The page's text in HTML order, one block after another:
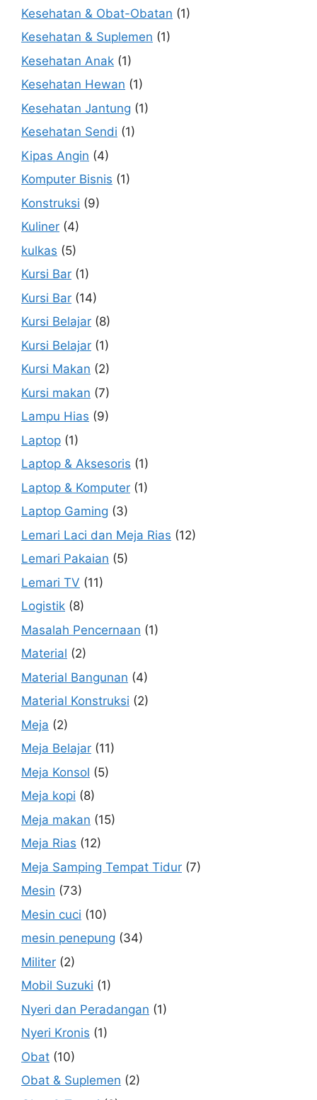
Kesehatan & Obat-Obatan (1)
Kesehatan & Suplemen (1)
Kesehatan Anak (1)
Kesehatan Hewan (1)
Kesehatan Jantung (1)
Kesehatan Sendi (1)
Kipas Angin (4)
Komputer Bisnis (1)
Konstruksi (9)
Kuliner (4)
kulkas (5)
Kursi Bar (1)
Kursi Bar (14)
Kursi Belajar (8)
Kursi Belajar (1)
Kursi Makan (2)
Kursi makan (7)
Lampu Hias (9)
Laptop (1)
Laptop & Aksesoris (1)
Laptop & Komputer (1)
Laptop Gaming (3)
Lemari Laci dan Meja Rias (12)
Lemari Pakaian (5)
Lemari TV (11)
Logistik (8)
Masalah Pencernaan (1)
Material (2)
Material Bangunan (4)
Material Konstruksi (2)
Meja (2)
Meja Belajar (11)
Meja Konsol (5)
Meja kopi (8)
Meja makan (15)
Meja Rias (12)
Meja Samping Tempat Tidur (7)
Mesin (73)
Mesin cuci (10)
mesin penepung (34)
Militer (2)
Mobil Suzuki (1)
Nyeri dan Peradangan (1)
Nyeri Kronis (1)
Obat (10)
Obat & Suplemen (2)